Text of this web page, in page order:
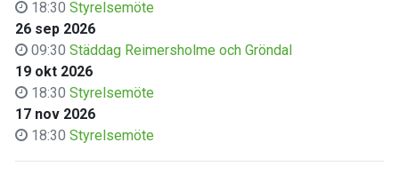
18:30 Styrelsemöte
26 sep 2026
09:30 Städdag Reimersholme och Gröndal
19 okt 2026
18:30 Styrelsemöte
17 nov 2026
18:30 Styrelsemöte